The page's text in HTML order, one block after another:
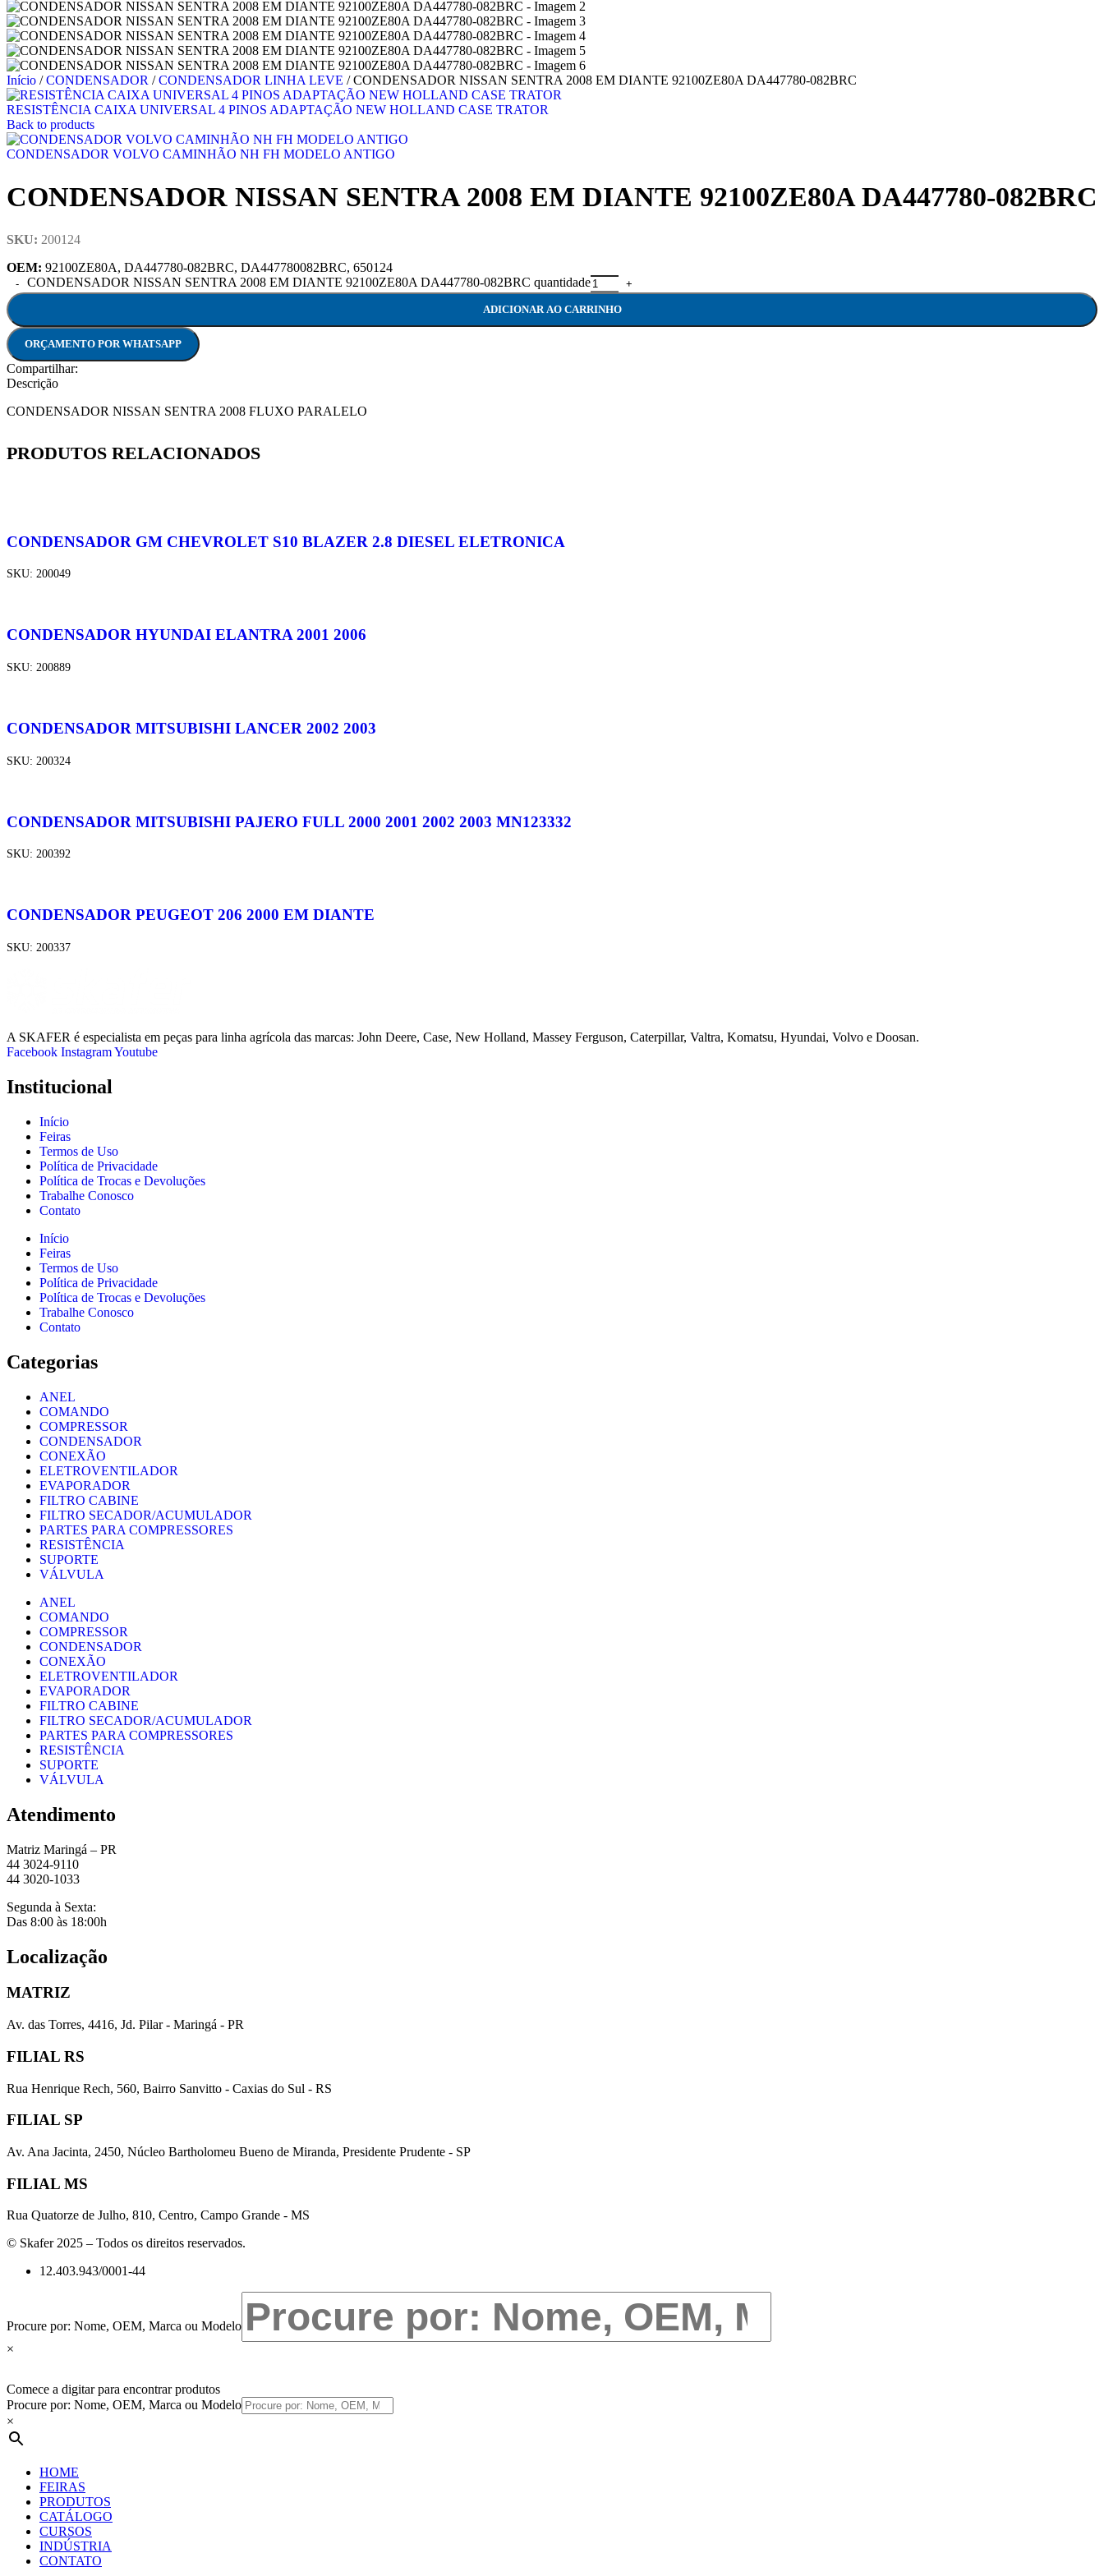
Início / CONDENSADOR / CONDENSADOR LINHA LEVE / CONDENSADOR NISSAN SENTRA 2008 EM DIANTE 92100ZE80A DA447780-082BRC
RESISTÊNCIA CAIXA UNIVERSAL 4 PINOS ADAPTAÇÃO NEW HOLLAND CASE TRATOR
Back to products
CONDENSADOR VOLVO CAMINHÃO NH FH MODELO ANTIGO
CONDENSADOR NISSAN SENTRA 2008 EM DIANTE 92100ZE80A DA447780-082BRC
SKU: 200124
OEM: 92100ZE80A, DA447780-082BRC, DA447780082BRC, 650124
CONDENSADOR NISSAN SENTRA 2008 EM DIANTE 92100ZE80A DA447780-082BRC quantidade
ADICIONAR AO CARRINHO
ORÇAMENTO POR WHATSAPP
Compartilhar:
Descrição
CONDENSADOR NISSAN SENTRA 2008 FLUXO PARALELO
PRODUTOS RELACIONADOS
CONDENSADOR GM CHEVROLET S10 BLAZER 2.8 DIESEL ELETRONICA
SKU: 200049
CONDENSADOR HYUNDAI ELANTRA 2001 2006
SKU: 200889
CONDENSADOR MITSUBISHI LANCER 2002 2003
SKU: 200324
CONDENSADOR MITSUBISHI PAJERO FULL 2000 2001 2002 2003 MN123332
SKU: 200392
CONDENSADOR PEUGEOT 206 2000 EM DIANTE
SKU: 200337
A SKAFER é especialista em peças para linha agrícola das marcas: John Deere, Case, New Holland, Massey Ferguson, Caterpillar, Valtra, Komatsu, Hyundai, Volvo e Doosan.
Facebook InstagramYoutube
Institucional
Início
Feiras
Termos de Uso
Política de Privacidade
Política de Trocas e Devoluções
Trabalhe Conosco
Contato
Início
Feiras
Termos de Uso
Política de Privacidade
Política de Trocas e Devoluções
Trabalhe Conosco
Contato
Categorias
ANEL
COMANDO
COMPRESSOR
CONDENSADOR
CONEXÃO
ELETROVENTILADOR
EVAPORADOR
FILTRO CABINE
FILTRO SECADOR/ACUMULADOR
PARTES PARA COMPRESSORES
RESISTÊNCIA
SUPORTE
VÁLVULA
ANEL
COMANDO
COMPRESSOR
CONDENSADOR
CONEXÃO
ELETROVENTILADOR
EVAPORADOR
FILTRO CABINE
FILTRO SECADOR/ACUMULADOR
PARTES PARA COMPRESSORES
RESISTÊNCIA
SUPORTE
VÁLVULA
Atendimento
Matriz Maringá – PR
44 3024-9110
44 3020-1033
Segunda à Sexta:
Das 8:00 às 18:00h
Localização
MATRIZ
Av. das Torres, 4416, Jd. Pilar - Maringá - PR
FILIAL RS
Rua Henrique Rech, 560, Bairro Sanvitto - Caxias do Sul - RS
FILIAL SP
Av. Ana Jacinta, 2450, Núcleo Bartholomeu Bueno de Miranda, Presidente Prudente - SP
FILIAL MS
Rua Quatorze de Julho, 810, Centro, Campo Grande - MS
© Skafer 2025 – Todos os direitos reservados.
12.403.943/0001-44
Procure por: Nome, OEM, Marca ou Modelo
×
Comece a digitar para encontrar produtos
Procure por: Nome, OEM, Marca ou Modelo
×
HOME
FEIRAS
PRODUTOS
CATÁLOGO
CURSOS
INDÚSTRIA
CONTATO